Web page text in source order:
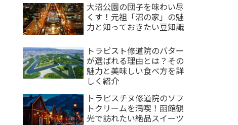
大沼公園の団子を味わい尽
くす！元祖「沼の家」の魅
力と知っておきたい豆知識
トラピスト修道院のバター
が選ばれる理由とは？その
魅力と美味しい食べ方を詳
しく紹介
トラピスチヌ修道院のソフ
トクリームを満喫！函館観
光で訪れたい絶品スイーツ